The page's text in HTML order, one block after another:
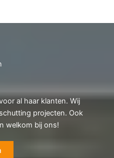
al haar klanten. Wij
projecten. Ook
welkom bij ons!